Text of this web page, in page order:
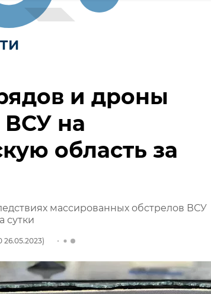
и дроны
на
область за
массированных обстрелов ВСУ
сутки
26.05.2023)